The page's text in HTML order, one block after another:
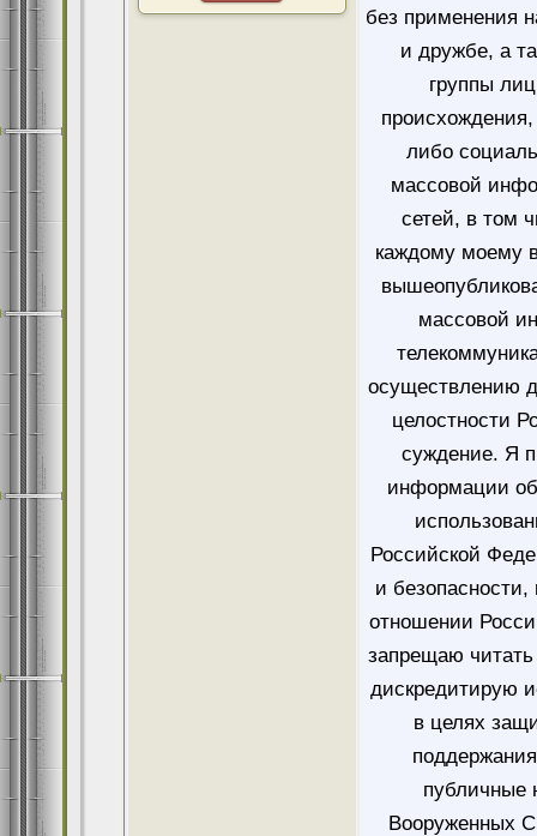
без применения
и дружбе, а
группы
либо
массовой
сетей, в том
каждому моему
массовой
осуществлению
целостности
суждение. Я
информации
Российской
и безопасности,
отношении
запрещаю читать
дискредитирую
в целях
публичные
Вооруженных